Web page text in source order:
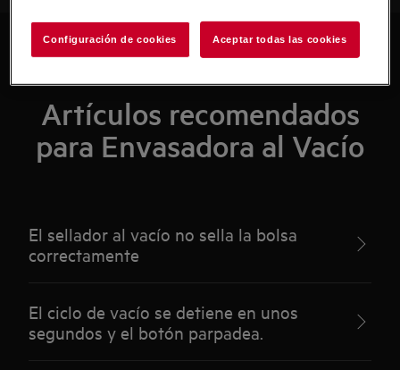
Artículos recomendados
para Envasadora al Vacío
El sellador al vacío no sella la bolsa
correctamente
El ciclo de vacío se detiene en unos
segundos y el botón parpadea.
Configuración de cookies Aceptar todas las cookies